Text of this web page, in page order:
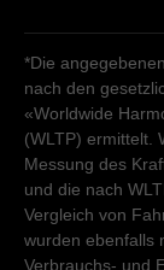
*Die
nach den
«Worldwide
(WLTP) ermittelt.
Messung des
und die nach
Vergleich von
wurden ebenfalls
Verbrauchs- und